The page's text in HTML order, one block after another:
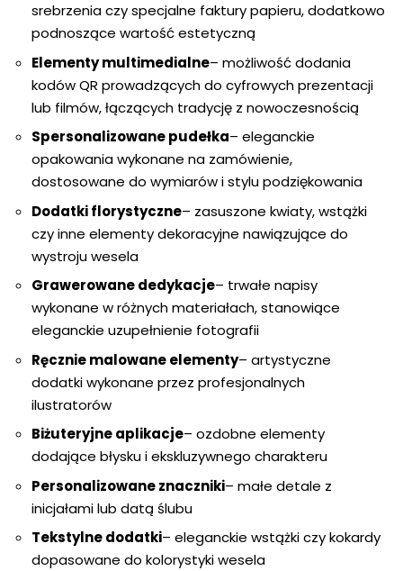
srebrzenia czy specjalne faktury papieru, dodatkowo
podnoszące wartość estetyczną
Elementy multimedialne– możliwość dodania
kodów QR prowadzących do cyfrowych prezentacji
lub filmów, łączących tradycję z nowoczesnością
Spersonalizowane pudełka– eleganckie
opakowania wykonane na zamówienie,
dostosowane do wymiarów i stylu podziękowania
Dodatki florystyczne– zasuszone kwiaty, wstążki
czy inne elementy dekoracyjne nawiązujące do
wystroju wesela
Grawerowane dedykacje– trwałe napisy
wykonane w różnych materiałach, stanowiące
eleganckie uzupełnienie fotografii
Ręcznie malowane elementy– artystyczne
dodatki wykonane przez profesjonalnych
ilustratorów
Biżuteryjne aplikacje– ozdobne elementy
dodające błysku i ekskluzywnego charakteru
Personalizowane znaczniki– małe detale z
inicjałami lub datą ślubu
Tekstylne dodatki– eleganckie wstążki czy kokardy
dopasowane do kolorystyki wesela